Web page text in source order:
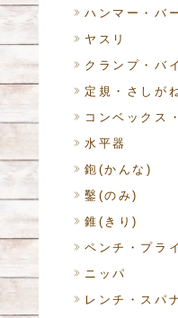
ハンマー・バ
ヤスリ
クランプ・バ
定規・さしが
コンベックス
水平器
鉋(かんな)
鑿(のみ)
錐(きり)
ペンチ・プラ
ニッパ
レンチ・スパ